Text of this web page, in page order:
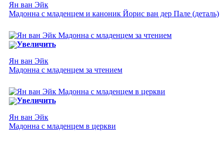
Ян ван Эйк
Мадонна с младенцем и каноник Йорис ван дер Пале (деталь)
Увеличить
Ян ван Эйк
Мадонна с младенцем за чтением
Увеличить
Ян ван Эйк
Мадонна с младенцем в церкви